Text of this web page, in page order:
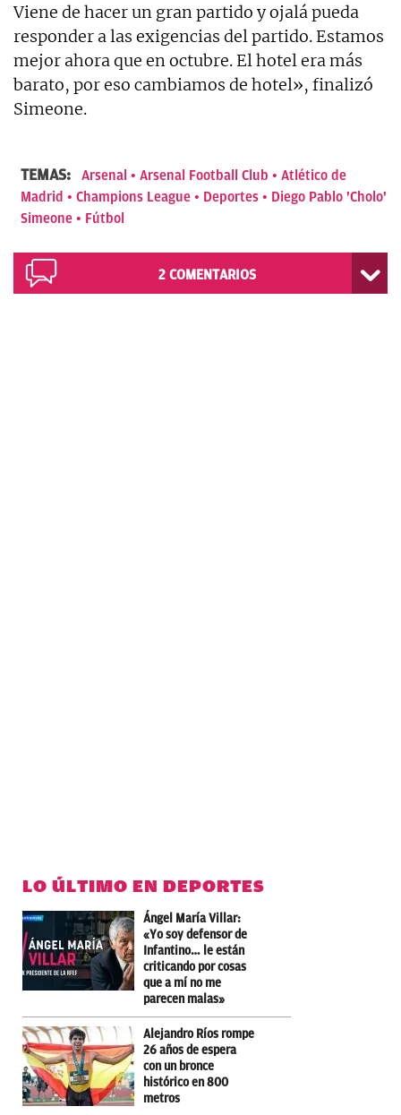
Viene de hacer un gran partido y ojalá pueda
responder a las exigencias del partido. Estamos
mejor ahora que en octubre. El hotel era más
barato, por eso cambiamos de hotel», finalizó
Simeone.
TEMAS: Arsenal Arsenal Football Club
Atlético de
Madrid
Champions League Deportes
Diego Pablo 'Cholo'
Simeone
Fútbol
2 COMENTARIOS
LO ÚLTIMO EN DEPORTES
Ángel María Villar:
«Yo soy defensor de
Infantino… le están
criticando por cosas
que a mí no me
parecen malas»
Alejandro Ríos rompe
26 años de espera
con un bronce
histórico en 800
metros